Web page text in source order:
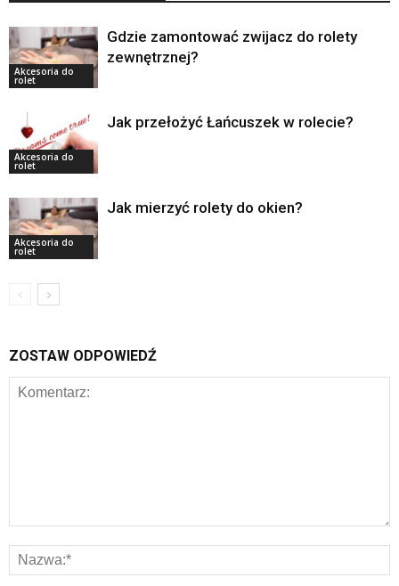
Akcesoria do
rolet
Gdzie zamontować zwijacz do rolety
zewnętrznej?
Akcesoria do
rolet
Jak przełożyć Łańcuszek w rolecie?
Akcesoria do
rolet
Jak mierzyć rolety do okien?
ZOSTAW ODPOWIEDŹ